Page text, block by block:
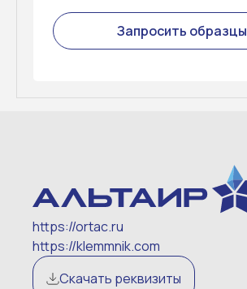
Запросить образцы
https://ortac.ru
https://klemmnik.com
Скачать реквизиты